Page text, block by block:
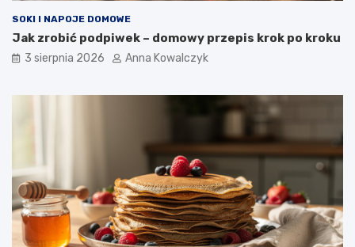
SOKI I NAPOJE DOMOWE
Jak zrobić podpiwek – domowy przepis krok po kroku
3 sierpnia 2026 Anna Kowalczyk